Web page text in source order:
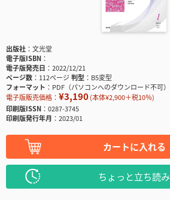
出版社
文光堂
電子版ISBN
電子版発売日
2022/12/21
ページ数
112ページ判型
B5変型
フォーマット
PDF（パソコンへのダウンロード不可）
電子版販売価格： ¥3,190(本体¥2,900＋税10％)
印刷版ISSN
0287-3745
印刷版発行年月
2023/01
カートに入れる
ちょっと立ち読み